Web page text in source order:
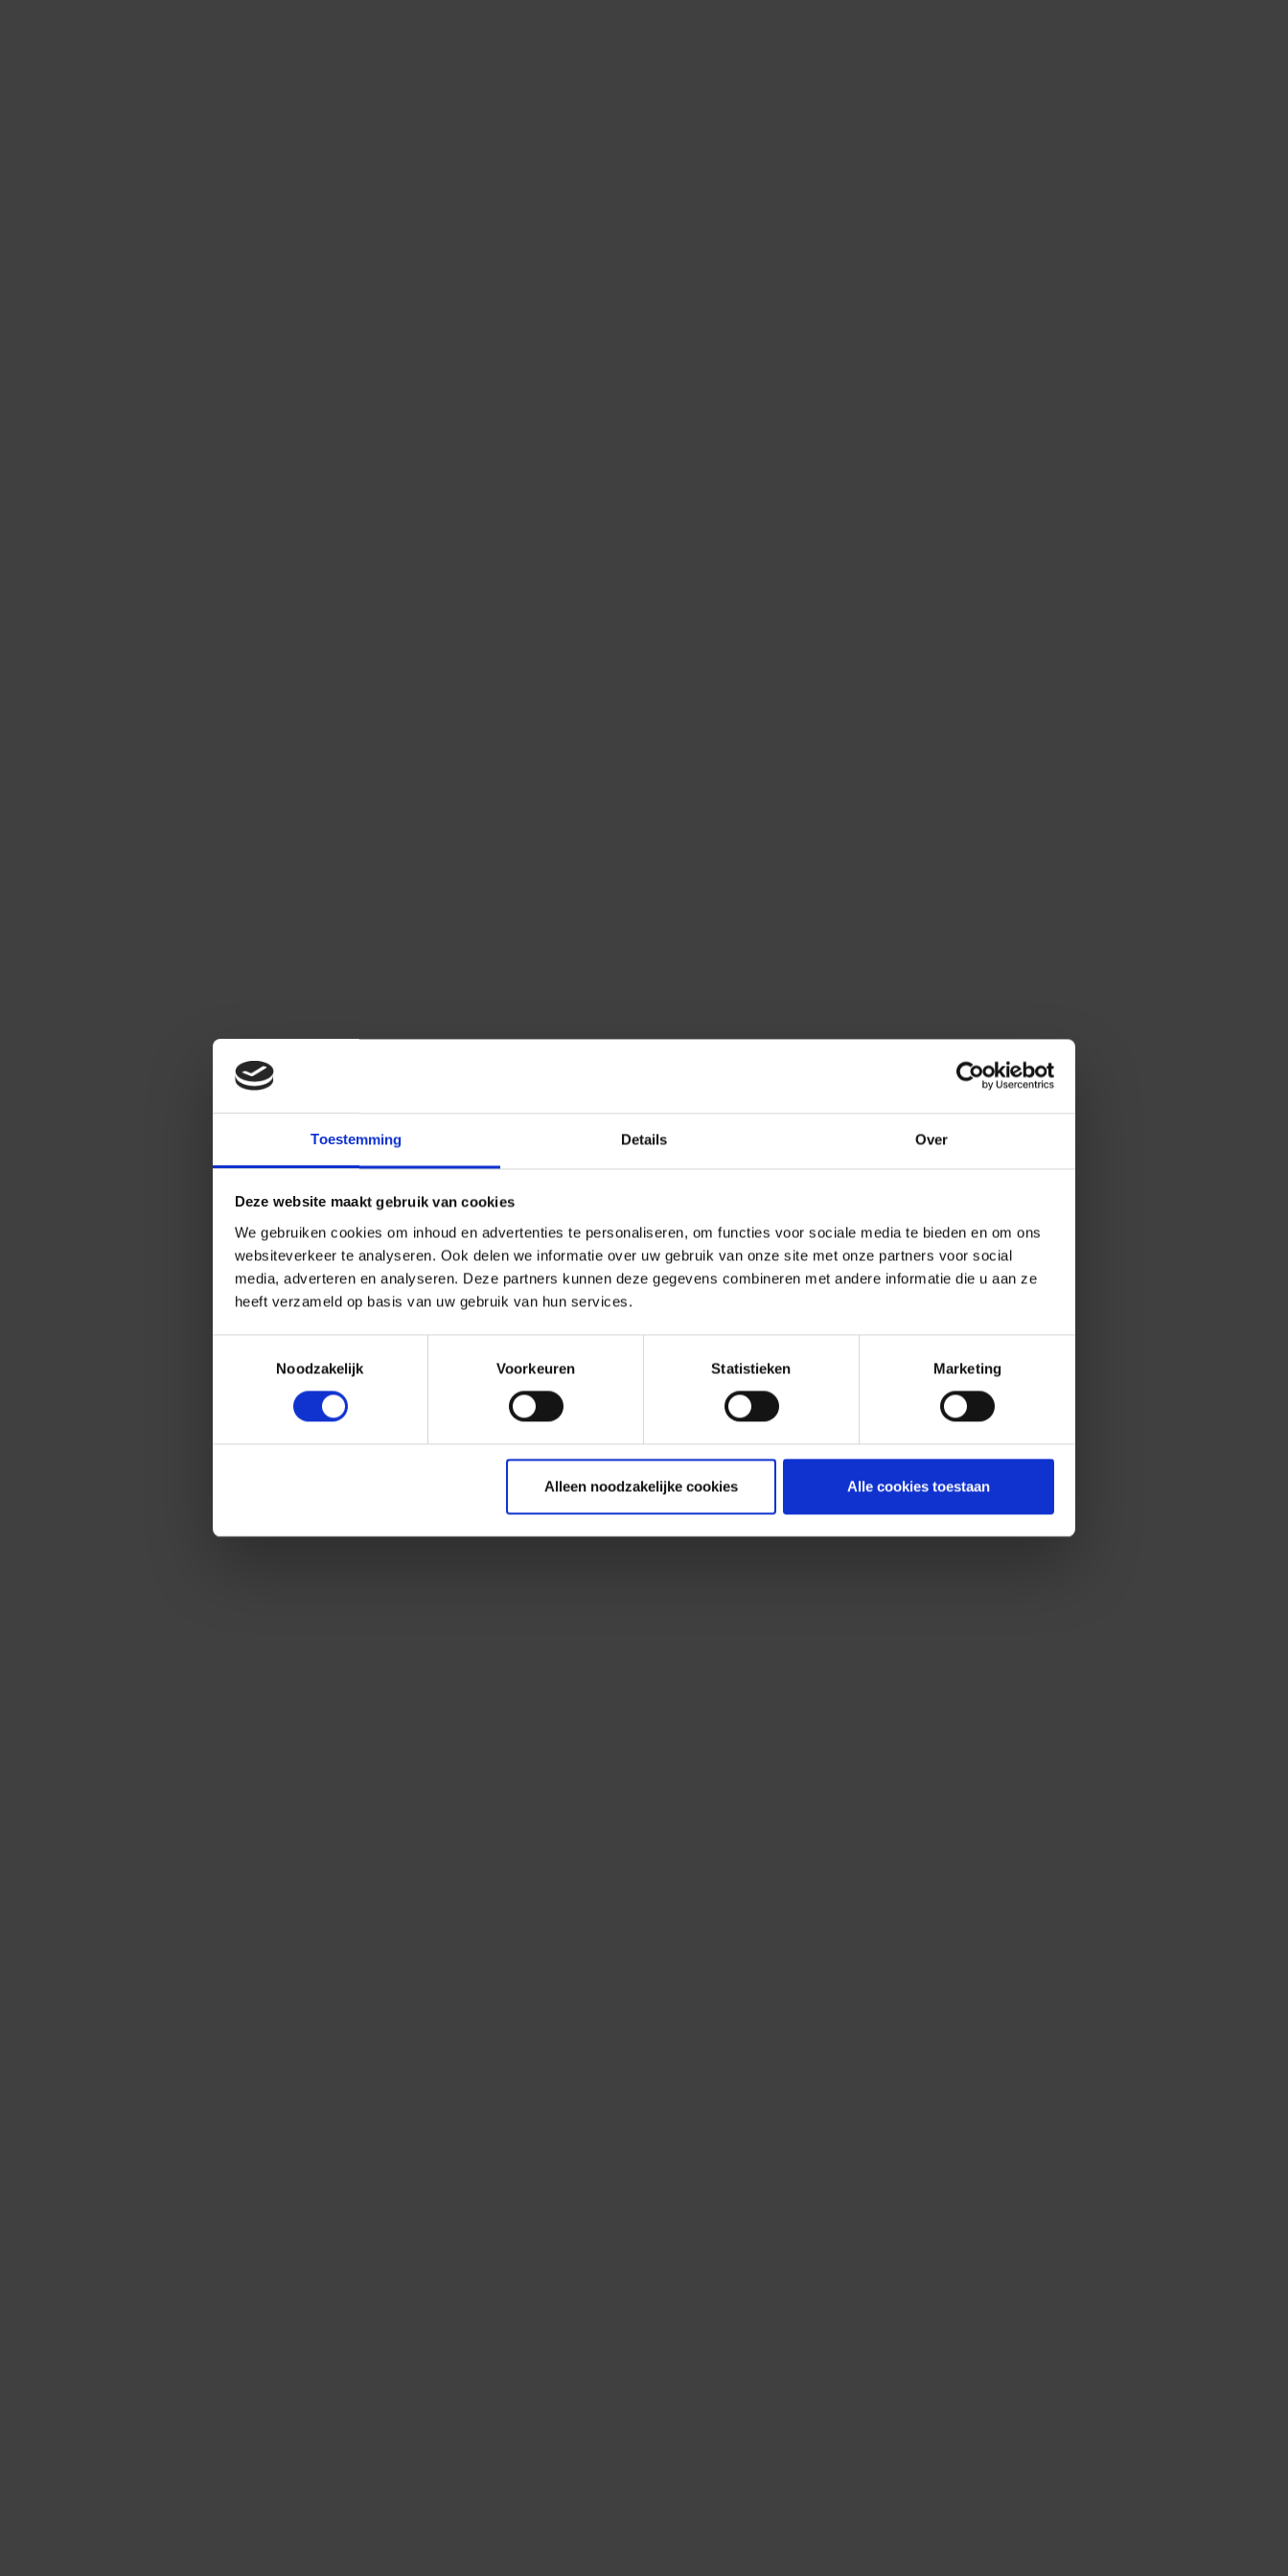
Toestemming Details Over
Deze website maakt gebruik van cookies
We gebruiken cookies om inhoud en advertenties te personaliseren, om functies voor sociale media te bieden en om ons
websiteverkeer te analyseren. Ook delen we informatie over uw gebruik van onze site met onze partners voor social
media, adverteren en analyseren. Deze partners kunnen deze gegevens combineren met andere informatie die u aan ze
heeft verzameld op basis van uw gebruik van hun services.
Noodzakelijk
Voorkeuren Statistieken Marketing
Alleen noodzakelijke cookies Alle cookies toestaan